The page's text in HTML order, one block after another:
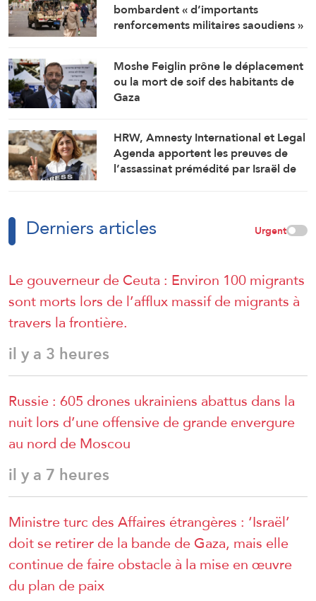
bombardent « d’importants
renforcements militaires saoudiens »
des régions libérées
Moshe Feiglin prône le déplacement
ou la mort de soif des habitants de
Gaza
HRW, Amnesty International et Legal
Agenda apportent les preuves de
l’assassinat prémédité par Israël de
Derniers articles Urgent
Le gouverneur de Ceuta : Environ 100 migrants
sont morts lors de l’afflux massif de migrants à
travers la frontière.
il y a 3 heures
Russie : 605 drones ukrainiens abattus dans la
nuit lors d’une offensive de grande envergure
au nord de Moscou
il y a 7 heures
Ministre turc des Affaires étrangères : ‘Israël’
doit se retirer de la bande de Gaza, mais elle
continue de faire obstacle à la mise en œuvre
du plan de paix